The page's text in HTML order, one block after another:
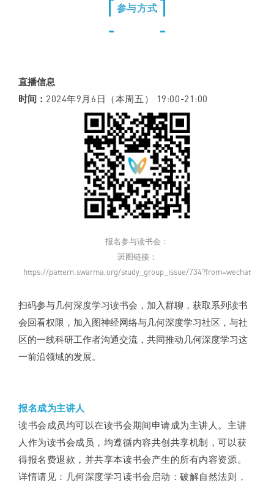
参与方式
直播信息
时间： 2024年9月6日（本周五） 19:00-21:00
报名参与读书会：
斑图链接：
https://pattern.swarma.org/study_group_issue/734?from=wechat
扫码参与几何深度学习读书会 ，加入群聊，获取系列读书
会回看权限，加入图神经网络与几何深度学习社区，与社
区的一线科研工作者沟通交流，共同推动几何深度学习这
一前沿领域的发展。
报名成为主讲人
读书会成员均可以在读书会期间申请成为主讲人。主讲
人作为读书会成员，均遵循内容共创共享机制，可以获
得报名费退款，并共享本读书会产生的所有内容资源。
详情请见： 几何深度学习读书会启动：破解自然法则，